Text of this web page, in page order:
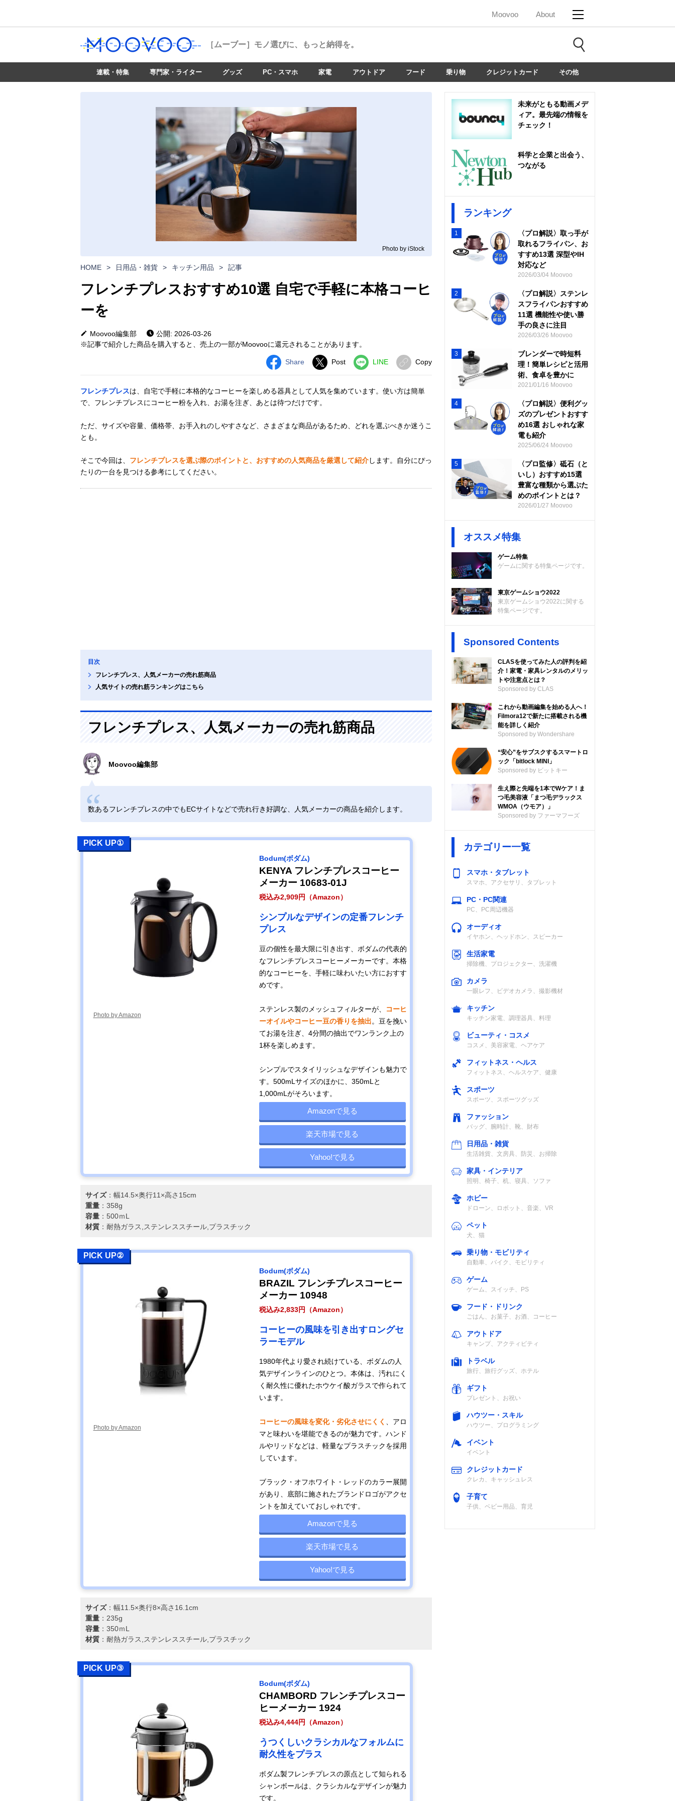
Moovoo About
［ムーブー］ モノ選びに、もっと納得を。
連載・特集 専門家・ライター グッズ PC・スマホ 家電 アウトドア フード 乗り物 クレジットカード その他
Photo by iStock
HOME > 日用品・雑貨 > キッチン用品 > 記事
フレンチプレスおすすめ10選 自宅で手軽に本格コーヒ
ーを
Moovoo編集部
公開: 2026-03-26
※記事で紹介した商品を購入すると、売上の一部がMoovooに還元されることがあります。
Share Post LINE Copy
フレンチプレスは、自宅で手軽に本格的なコーヒーを楽しめる器具として人気を集めています。使い方は簡単
で、フレンチプレスにコーヒー粉を入れ、お湯を注ぎ、あとは待つだけです。
ただ、サイズや容量、価格帯、お手入れのしやすさなど、さまざまな商品があるため、どれを選ぶべきか迷うこ
とも。
そこで今回は、 フレンチプレスを選ぶ際のポイントと、おすすめの人気商品を厳選して紹介します。自分にぴっ
たりの一台を見つける参考にしてください。
目次
フレンチプレス、人気メーカーの売れ筋商品
人気サイトの売れ筋ランキングはこちら
フレンチプレス、人気メーカーの売れ筋商品
Moovoo編集部
数あるフレンチプレスの中でもECサイトなどで売れ行き好調な、人気メーカーの商品を紹介します。
PICK UP①
Photo by Amazon
‎Bodum(ボダム)
KENYA フレンチプレスコーヒー
メーカー 10683-01J
税込み2,909円（Amazon）
シンプルなデザインの定番フレンチ
プレス
豆の個性を最大限に引き出す、ボダムの代表的
なフレンチプレスコーヒーメーカーです。本格
的なコーヒーを、手軽に味わいたい方におすす
めです。
ステンレス製のメッシュフィルターが、
コーヒ
ーオイルやコーヒー豆の香りを抽出。豆を挽い
てお湯を注ぎ、4分間の抽出でワンランク上の
1杯を楽しめます。
シンプルでスタイリッシュなデザインも魅力で
す。500mLサイズのほかに、350mLと
1,000mLがそろいます。
Amazonで見る
楽天市場で見る
Yahoo!で見る
サイズ：幅14.5×奥行11×高さ15cm
重量：358g
容量：500ｍL
材質：耐熱ガラス,ステンレススチール,プラスチック
PICK UP②
Photo by Amazon
‎Bodum(ボダム)
BRAZIL フレンチプレスコーヒー
メーカー 10948
税込み2,833円（Amazon）
コーヒーの風味を引き出すロングセ
ラーモデル
1980年代より愛され続けている、ボダムの人
気デザインラインのひとつ。本体は、汚れにく
く耐久性に優れたホウケイ酸ガラスで作られて
います。
コーヒーの風味を変化・劣化させにくく
、アロ
マと味わいを堪能できるのが魅力です。ハンド
ルやリッドなどは、軽量なプラスチックを採用
しています。
ブラック・オフホワイト・レッドのカラー展開
があり、底部に施されたブランドロゴがアクセ
ントを加えていておしゃれです。
Amazonで見る
楽天市場で見る
Yahoo!で見る
サイズ：幅11.5×奥行8×高さ16.1cm
重量：235g
容量：350ｍL
材質：耐熱ガラス,ステンレススチール,プラスチック
PICK UP③
Bodum(ボダム)
CHAMBORD フレンチプレスコー
ヒーメーカー 1924
税込み4,444円（Amazon）
うつくしいクラシカルなフォルムに
耐久性をプラス
ボダム製フレンチプレスの原点として知られる
シャンボールは、クラシカルなデザインが魅力
です。
未来がともる動画メデ
ィア。最先端の情報を
チェック！
科学と企業と出会う、
つながる
ランキング
1
〈プロ解説〉取っ手が
取れるフライパン、お
すすめ13選 深型やIH
対応など
2026/03/04 Moovoo
2
〈プロ解説〉ステンレ
スフライパンおすすめ
11選 機能性や使い勝
手の良さに注目
2026/03/26 Moovoo
3
ブレンダーで時短料
理！簡単レシピと活用
術、食卓を豊かに
2021/01/16 Moovoo
4
〈プロ解説〉便利グッ
ズのプレゼントおすす
め16選 おしゃれな家
電も紹介
2025/06/24 Moovoo
5
〈プロ監修〉砥石（と
いし）おすすめ15選
豊富な種類から選ぶた
めのポイントとは？
2026/01/27 Moovoo
オススメ特集
ゲーム特集
ゲームに関する特集ページです。
東京ゲームショウ2022
東京ゲームショウ2022に関する
特集ページです。
Sponsored Contents
CLASを使ってみた人の評判を紹
介！家電・家具レンタルのメリッ
トや注意点とは？
Sponsored by CLAS
これから動画編集を始める人へ！
Filmora12で新たに搭載される機
能を詳しく紹介
Sponsored by Wondershare
“安心”をサブスクするスマートロ
ック「bitlock MINI」
Sponsored by ビットキー
生え際と先端を1本でWケア！ま
つ毛美容液「まつ毛デラックス
WMOA（ウモア）」
Sponsored by ファーマフーズ
カテゴリー一覧
スマホ・タブレット
スマホ、アクセサリ、タブレット
PC・PC関連
PC、PC周辺機器
オーディオ
イヤホン、ヘッドホン、スピーカー
生活家電
掃除機、プロジェクター、洗濯機
カメラ
一眼レフ、ビデオカメラ、撮影機材
キッチン
キッチン家電、調理器具、料理
ビューティ・コスメ
コスメ、美容家電、ヘアケア
フィットネス・ヘルス
フィットネス、ヘルスケア、健康
スポーツ
スポーツ、スポーツグッズ
ファッション
バッグ、腕時計、靴、財布
日用品・雑貨
生活雑貨、文房具、防災、お掃除
家具・インテリア
照明、椅子、机、寝具、ソファ
ホビー
ドローン、ロボット、音楽、VR
ペット
犬、猫
乗り物・モビリティ
自動車、バイク、モビリティ
ゲーム
ゲーム、スイッチ、PS
フード・ドリンク
ごはん、お菓子、お酒、コーヒー
アウトドア
キャンプ、アクティビティ
トラベル
旅行、旅行グッズ、ホテル
ギフト
プレゼント、お祝い
ハウツー・スキル
ハウツー、プログラミング
イベント
イベント
クレジットカード
クレカ、キャッシュレス
子育て
子供、ベビー用品、育児